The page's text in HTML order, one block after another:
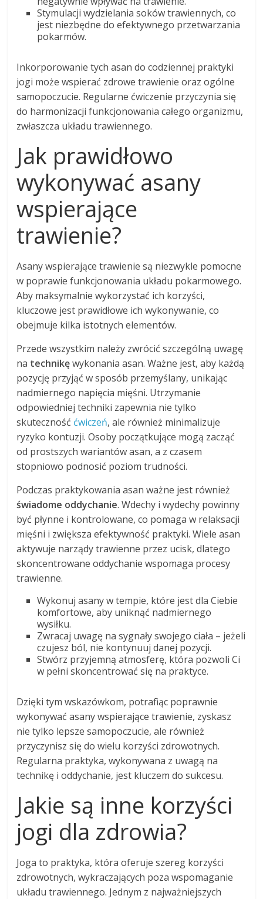
Stymulacji wydzielania soków trawiennych, co
jest niezbędne do efektywnego przetwarzania
pokarmów.
Inkorporowanie tych asan do codziennej praktyki
jogi może wspierać zdrowe trawienie oraz ogólne
samopoczucie. Regularne ćwiczenie przyczynia się
do harmonizacji funkcjonowania całego organizmu,
zwłaszcza układu trawiennego.
Jak prawidłowo
wykonywać asany
wspierające
trawienie?
Asany wspierające trawienie są niezwykle pomocne
w poprawie funkcjonowania układu pokarmowego.
Aby maksymalnie wykorzystać ich korzyści,
kluczowe jest prawidłowe ich wykonywanie, co
obejmuje kilka istotnych elementów.
Przede wszystkim należy zwrócić szczególną uwagę
na technikęwykonania asan. Ważne jest, aby każdą
pozycję przyjąć w sposób przemyślany, unikając
nadmiernego napięcia mięśni. Utrzymanie
odpowiedniej techniki zapewnia nie tylko
skuteczność ćwiczeń, ale również minimalizuje
ryzyko kontuzji. Osoby początkujące mogą zacząć
od prostszych wariantów asan, a z czasem
stopniowo podnosić poziom trudności.
Podczas praktykowania asan ważne jest również
świadome oddychanie. Wdechy i wydechy powinny
być płynne i kontrolowane, co pomaga w relaksacji
mięśni i zwiększa efektywność praktyki. Wiele asan
aktywuje narządy trawienne przez ucisk, dlatego
skoncentrowane oddychanie wspomaga procesy
trawienne.
Wykonuj asany w tempie, które jest dla Ciebie
komfortowe, aby uniknąć nadmiernego
wysiłku.
Zwracaj uwagę na sygnały swojego ciała – jeżeli
czujesz ból, nie kontynuuj danej pozycji.
Stwórz przyjemną atmosferę, która pozwoli Ci
w pełni skoncentrować się na praktyce.
Dzięki tym wskazówkom, potrafiąc poprawnie
wykonywać asany wspierające trawienie, zyskasz
nie tylko lepsze samopoczucie, ale również
przyczynisz się do wielu korzyści zdrowotnych.
Regularna praktyka, wykonywana z uwagą na
technikę i oddychanie, jest kluczem do sukcesu.
Jakie są inne korzyści
jogi dla zdrowia?
Joga to praktyka, która oferuje szereg korzyści
zdrowotnych, wykraczających poza wspomaganie
układu trawiennego. Jednym z najważniejszych